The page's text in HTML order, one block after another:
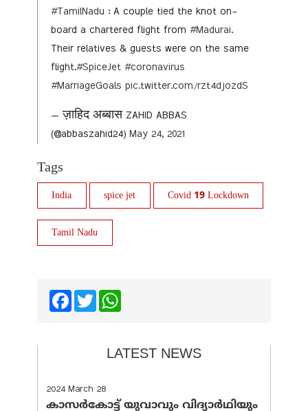
#TamilNadu : A couple tied the knot on-
board a chartered flight from #Madurai.
Their relatives & guests were on the same
flight.#SpiceJet #coronavirus
#MarriageGoals pic.twitter.com/rzt4djozdS
— ज़ाहिद अब्बास ZAHID ABBAS
(@abbaszahid24) May 24, 2021
Tags
India spice jet Covid 19 Lockdown
Tamil Nadu
FacebookTwitter
LATEST NEWS
2024 March 28
കാസർകോട്ട് യുവാവും വിദ്യാർഥിയും